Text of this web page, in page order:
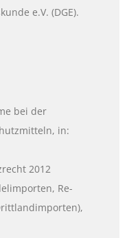
e.V. (DGE).
bei der
in:
2012
Re-